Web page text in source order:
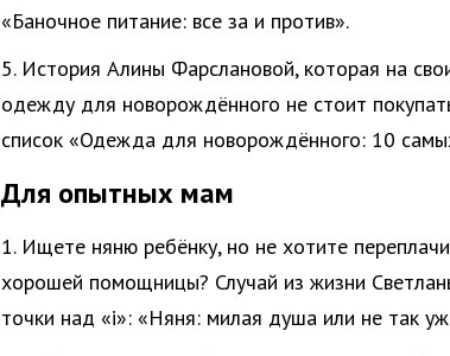
«Баночное питание: все за и против».
5. История Алины Фарслановой, которая на
одежду для новорождённого не стоит
список «Одежда для новорождённого: 10
Для опытных мам
1. Ищете няню ребёнку, но не хотите
хорошей помощницы? Случай из жизни
точки над «i»: «Няня: милая душа или не так